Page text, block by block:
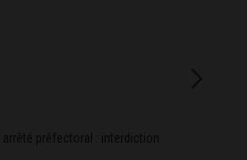
arrêté préfectoral : interdiction